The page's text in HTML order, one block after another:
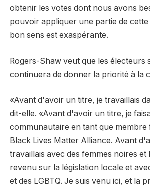
obtenir les votes dont nous avons
pouvoir appliquer une partie de cette
bon sens est exaspérante.
Rogers-Shaw veut que les électeurs
continuera de donner la priorité à la
«Avant d'avoir un titre, je travaillais
dit-elle. «Avant d'avoir un titre, je
communautaire en tant que membre
Black Lives Matter Alliance. Avant
travaillais avec des femmes noires et
revenu sur la législation locale et
et des LGBTQ. Je suis venu ici, et la